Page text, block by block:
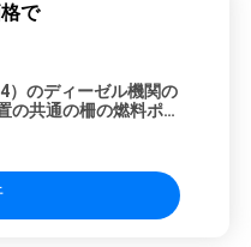
で
）のディーゼル機関の
の共通の柵の燃料ポン